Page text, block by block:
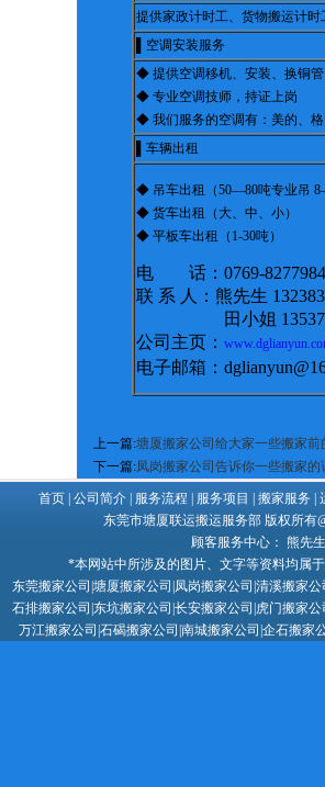
提供家政计时工、货物搬运计时
▌空调安装服务
◆ 提供空调移机、安装、换铜
◆ 专业空调技师，持证上岗
◆ 我们服务的空调有：美的、
▌车辆出租
◆ 吊车出租（50—80吨专业吊
◆ 货车出租（大、中、小）
◆ 平板车出租（1-30吨）
电 话：0769-
联 系 人：熊先生
田小姐
公司主页：
电子邮箱：
上一篇:塘厦搬家公司给大家一些搬家前
下一篇:凤岗搬家公司告诉你一些搬家的
首页 公司简介 服务流程 服务项目 搬家服务
东莞市塘厦联运搬运服务部 版权所有
顾客服务中心： 熊先
*本网站中所涉及的图片、文字等资料均属
东莞搬家公司 塘厦搬家公司 凤岗搬家公司 清溪搬家公
石排搬家公司|东坑搬家公司|长安搬家公司|虎门搬家
万江搬家公司|石碣搬家公司|南城搬家公司|企石搬家